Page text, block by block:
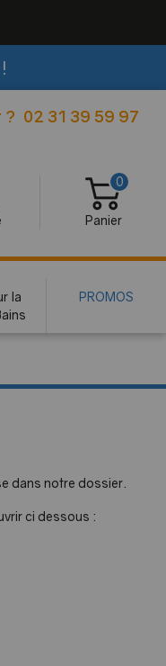
? 02 31 39 59 97
0
Panier
la
PROMOS
dans notre dossier.
ci dessous :